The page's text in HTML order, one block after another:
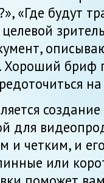
«Где будут
бриф
для
и четким, и
или